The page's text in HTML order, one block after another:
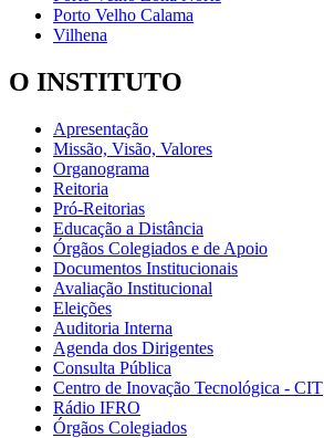
Porto Velho Calama
Vilhena
O INSTITUTO
Apresentação
Missão, Visão, Valores
Organograma
Reitoria
Pró-Reitorias
Educação a Distância
Órgãos Colegiados e de Apoio
Documentos Institucionais
Avaliação Institucional
Eleições
Auditoria Interna
Agenda dos Dirigentes
Consulta Pública
Centro de Inovação Tecnológica - CIT
Rádio IFRO
Órgãos Colegiados